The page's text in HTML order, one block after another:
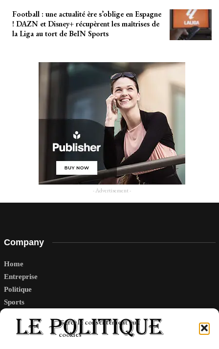
Gérer le consentement aux
cookies
Football : une actualité ère s’oblige en Espagne
! DAZN et Disney+ récupèrent les maîtrises de
la Liga au tort de BeIN Sports
- Advertisement -
Company
Home
Entreprise
Politique
Sports